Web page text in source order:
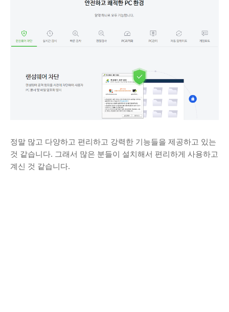
정말 많고 다양하고 편리하고 강력한 기능들을 제공하고 있는
것 같습니다. 그래서 많은 분들이 설치해서 편리하게 사용하고
계신 것 같습니다.